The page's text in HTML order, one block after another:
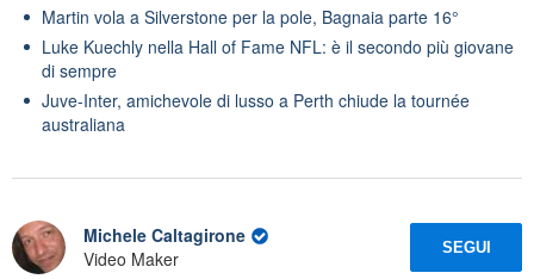
Martin vola a Silverstone per la pole, Bagnaia parte 16°
Luke Kuechly nella Hall of Fame NFL: è il secondo più giovane
di sempre
Juve-Inter, amichevole di lusso a Perth chiude la tournée
australiana
Michele Caltagirone
Video Maker
SEGUI